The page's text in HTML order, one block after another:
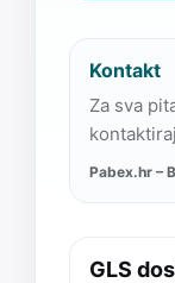
Kontakt
Za sva
Pabex.hr –
GLS